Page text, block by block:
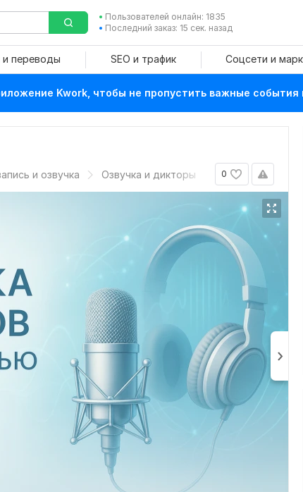
Пользователей онлайн: 1835
Последний заказ: 15 сек. назад
и переводы SEO и трафик Соцсети и
Kwork, чтобы не пропустить важные события
0
и озвучка Озвучка и дикторы